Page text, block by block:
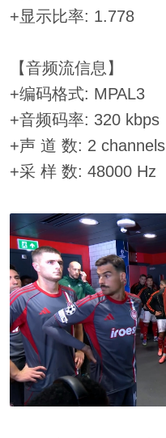
+显示比率: 1.778
【音频流信息】
+编码格式: MPAL3
+音频码率: 320 kbps
+声 道 数: 2 channels
+采 样 数: 48000 Hz